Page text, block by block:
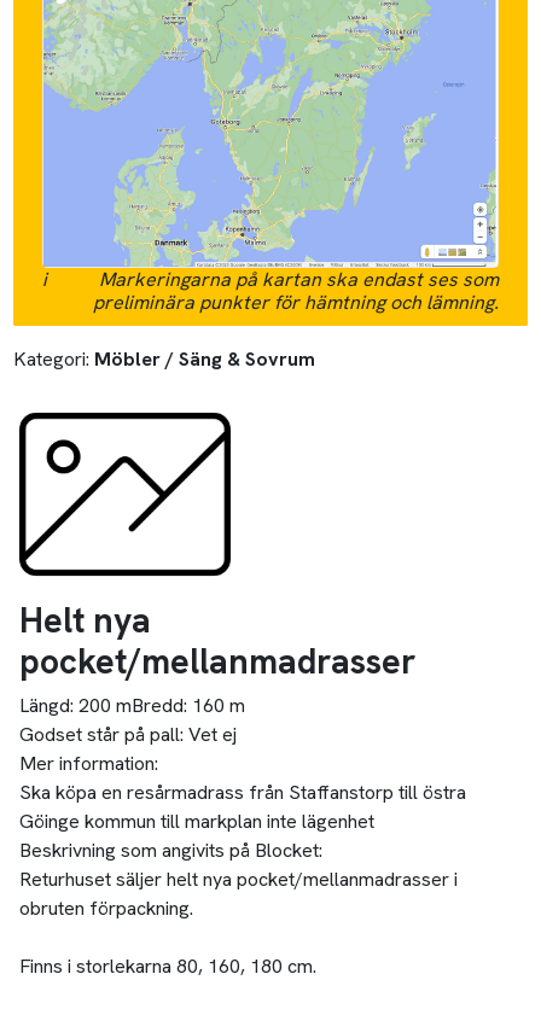
i
Markeringarna på kartan ska endast ses som
preliminära punkter för hämtning och lämning.
Kategori: Möbler / Säng & Sovrum
Helt nya
pocket/mellanmadrasser
Längd: 200 mBredd: 160 m
Godset står på pall: Vet ej
Mer information:
Ska köpa en resårmadrass från Staffanstorp till östra
Göinge kommun till markplan inte lägenhet
Beskrivning som angivits på Blocket:
Returhuset säljer helt nya pocket/mellanmadrasser i
obruten förpackning.
Finns i storlekarna 80, 160, 180 cm.